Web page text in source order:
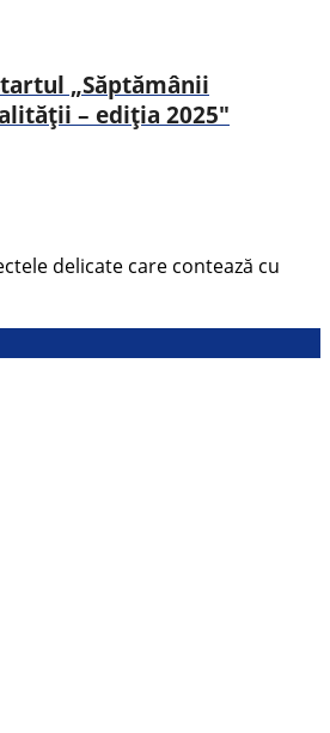
„Săptămânii
– ediția 2025″
delicate care contează cu